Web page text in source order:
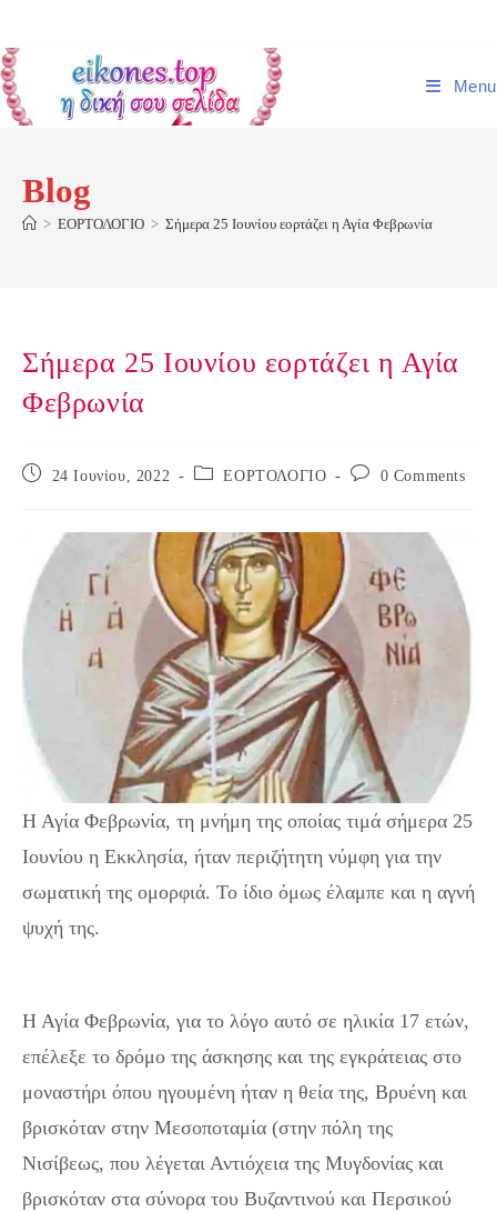
content
Menu
Blog
> ΕΟΡΤΟΛΟΓΙΟ > Σήμερα 25 Ιουνίου εορτάζει η Αγία Φεβρωνία
Σήμερα 25 Ιουνίου εορτάζει η Αγία
Φεβρωνία
Post
24 Ιουνίου, 2022
Post ΕΟΡΤΟΛΟΓΙΟ
Post
0 Comments
Η Αγία Φεβρωνία, τη μνήμη της οποίας τιμά σήμερα 25
Ιουνίου η Εκκλησία, ήταν περιζήτητη νύμφη για την
σωματική της ομορφιά. Το ίδιο όμως έλαμπε και η αγνή
ψυχή της.
Η Αγία Φεβρωνία, για το λόγο αυτό σε ηλικία 17 ετών,
επέλεξε το δρόμο της άσκησης και της εγκράτειας στο
μοναστήρι όπου ηγουμένη ήταν η θεία της, Βρυένη και
βρισκόταν στην Μεσοποταμία (στην πόλη της
Νισίβεως, που λέγεται Αντιόχεια της Μυγδονίας και
βρισκόταν στα σύνορα του Βυζαντινού και Περσικού